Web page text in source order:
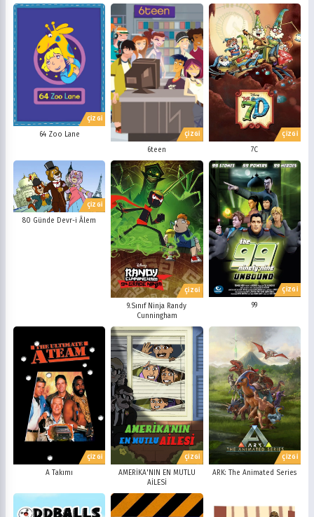
ÇİZGİ
64 Zoo Lane ÇİZGİ
6teen
ÇİZGİ
7C
ÇİZGİ
80 Günde Devr-i Âlem
ÇİZGİ
9.Sınıf Ninja Randy
Cunningham
ÇİZGİ
99
ÇİZGİ
A Takımı
ÇİZGİ
AMERİKA'NIN EN MUTLU
AİLESİ
ÇİZGİ
ARK: The Animated Series